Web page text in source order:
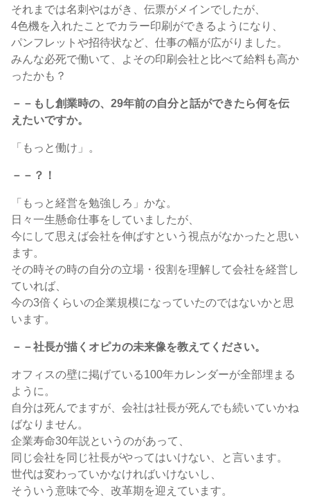
それまでは名刺やはがき、伝票がメインでしたが、
4色機を入れたことでカラー印刷ができるようになり、
パンフレットや招待状など、仕事の幅が広がりました。
みんな必死で働いて、よその印刷会社と比べて給料も高か
ったかも？
－－もし創業時の、29年前の自分と話ができたら何を伝
えたいですか。
「もっと働け」。
－－？！
「もっと経営を勉強しろ」かな。
日々一生懸命仕事をしていましたが、
今にして思えば会社を伸ばすという視点がなかったと思い
ます。
その時その時の自分の立場・役割を理解して会社を経営し
ていれば、
今の3倍くらいの企業規模になっていたのではないかと思
います。
－－社長が描くオピカの未来像を教えてください。
オフィスの壁に掲げている100年カレンダーが全部埋まる
ように。
自分は死んでますが、会社は社長が死んでも続いていかね
ばなりません。
企業寿命30年説というのがあって、
同じ会社を同じ社長がやってはいけない、と言います。
世代は変わっていかなければいけないし、
そういう意味で今、改革期を迎えています。